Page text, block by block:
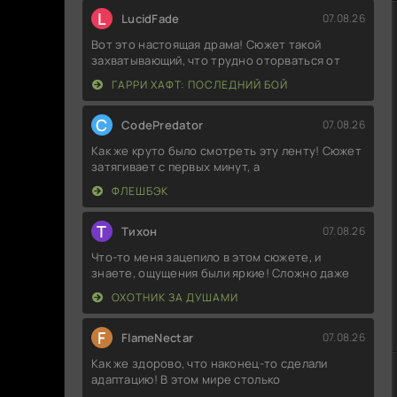
L LucidFade 07.08.26
Вот это настоящая драма! Сюжет такой
захватывающий, что трудно оторваться от
ГАРРИ ХАФТ: ПОСЛЕДНИЙ БОЙ
C CodePredator 07.08.26
Как же круто было смотреть эту ленту! Сюжет
затягивает с первых минут, а
ФЛЕШБЭК
Т Тихон 07.08.26
Что-то меня зацепило в этом сюжете, и
знаете, ощущения были яркие! Сложно даже
ОХОТНИК ЗА ДУШАМИ
F FlameNectar 07.08.26
Как же здорово, что наконец-то сделали
адаптацию! В этом мире столько